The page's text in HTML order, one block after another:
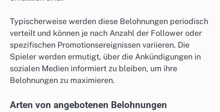
Typischerweise werden diese Belohnungen periodisch
verteilt und können je nach Anzahl der Follower oder
spezifischen Promotionsereignissen variieren. Die
Spieler werden ermutigt, über die Ankündigungen in
sozialen Medien informiert zu bleiben, um ihre
Belohnungen zu maximieren.
Arten von angebotenen Belohnungen